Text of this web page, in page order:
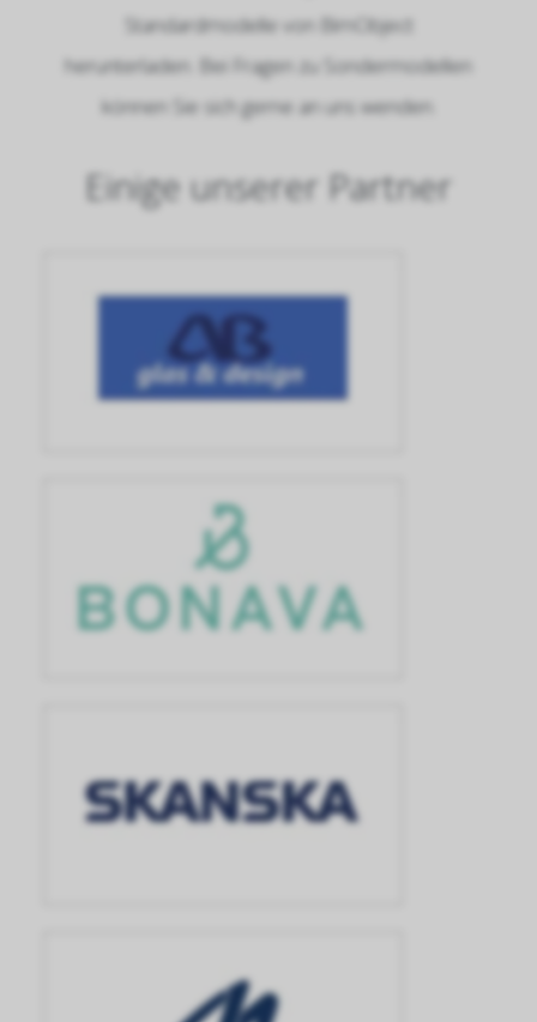
Standardmodelle von BimObject
herunterladen. Bei Fragen zu Sondermodellen
können Sie sich gerne an uns wenden.
Einige unserer Partner